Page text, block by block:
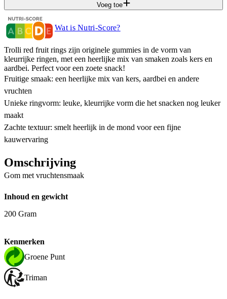
Voeg toe
Wat is Nutri-Score?
Trolli red fruit rings zijn originele gummies in de vorm van
kleurrijke ringen, met een heerlijke mix van smaken zoals kers en
aardbei. Perfect voor een zoete snack!
Fruitige smaak: een heerlijke mix van kers, aardbei en andere
vruchten
Unieke ringvorm: leuke, kleurrijke vorm die het snacken nog leuker
maakt
Zachte textuur: smelt heerlijk in de mond voor een fijne
kauwervaring
Omschrijving
Gom met vruchtensmaak
Inhoud en gewicht
200 Gram
Kenmerken
Groene Punt
Triman